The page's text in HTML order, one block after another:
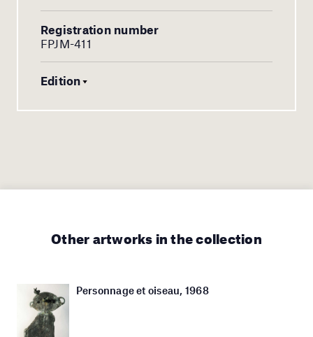
Registration number
FPJM-411
Edition
Other artworks in the collection
Personnage et oiseau, 1968